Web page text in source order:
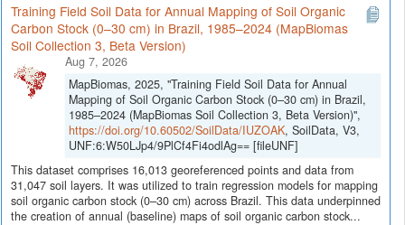
Training Field Soil Data for Annual Mapping of Soil Organic
Carbon Stock (0–30 cm) in Brazil, 1985–2024 (MapBiomas
Soil Collection 3, Beta Version)
Aug 7, 2026
MapBiomas, 2025, "Training Field Soil Data for Annual
Mapping of Soil Organic Carbon Stock (0–30 cm) in Brazil,
1985–2024 (MapBiomas Soil Collection 3, Beta Version)",
https://doi.org/10.60502/SoilData/IUZOAK, SoilData, V3,
UNF:6:W50LJp4/9PlCf4Fi4odlAg== [fileUNF]
This dataset comprises 16,013 georeferenced points and data from
31,047 soil layers. It was utilized to train regression models for mapping
soil organic carbon stock (0–30 cm) across Brazil. This data underpinned
the creation of annual (baseline) maps of soil organic carbon stock...